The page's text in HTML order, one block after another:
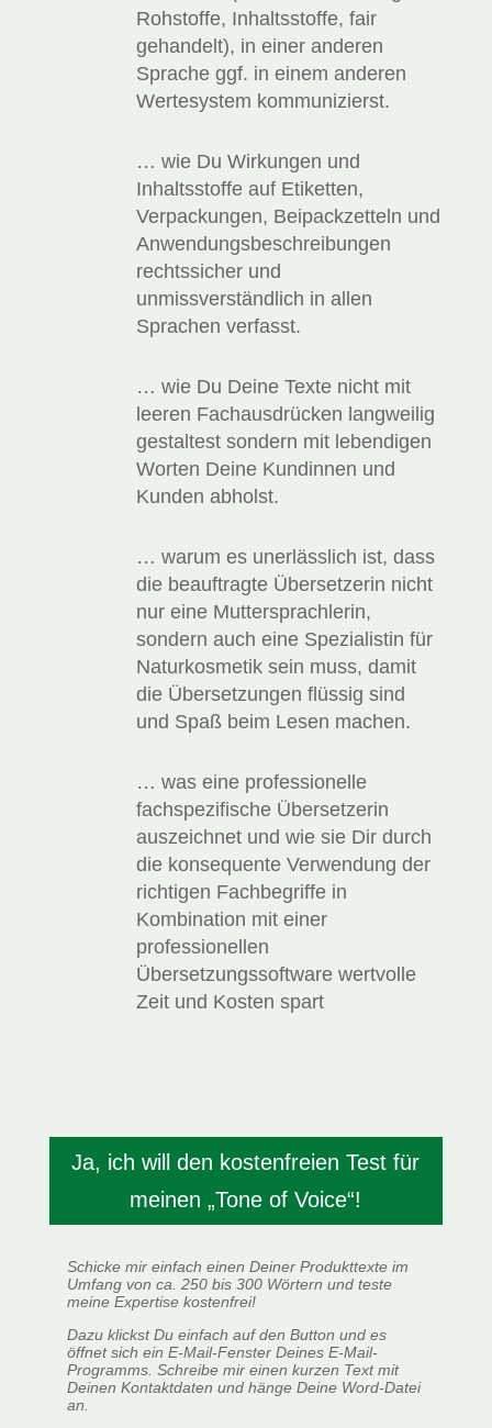
Rohstoffe, Inhaltsstoffe, fair
gehandelt), in einer anderen
Sprache ggf. in einem anderen
Wertesystem kommunizierst.
… wie Du Wirkungen und
Inhaltsstoffe auf Etiketten,
Verpackungen, Beipackzetteln und
Anwendungs­beschreibungen
rechtssicher und
unmissverständlich in allen
Sprachen verfasst.
… wie Du Deine Texte nicht mit
leeren Fachausdrücken langweilig
gestaltest sondern mit lebendigen
Worten Deine Kundinnen und
Kunden abholst.
… warum es unerlässlich ist, dass
die beauftragte Übersetzerin nicht
nur eine Muttersprachlerin,
sondern auch eine Spezialistin für
Naturkosmetik sein muss, damit
die Übersetzungen flüssig sind
und Spaß beim Lesen machen.
… was eine professionelle
fachspezifische Übersetzerin
auszeichnet und wie sie Dir durch
die konsequente Verwendung der
richtigen Fachbegriffe in
Kombination mit einer
professionellen
Übersetzungssoftware wertvolle
Zeit und Kosten spart
Ja, ich will den kostenfreien Test für
meinen „Tone of Voice“!
Schicke mir einfach einen Deiner Produkttexte im
Umfang von ca. 250 bis 300 Wörtern und teste
meine Expertise kostenfrei!
Dazu klickst Du einfach auf den Button und es
öffnet sich ein E-Mail-Fenster Deines E-Mail-
Programms. Schreibe mir einen kurzen Text mit
Deinen Kontaktdaten und hänge Deine Word-Datei
an.